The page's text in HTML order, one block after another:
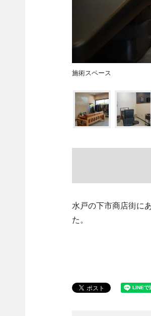
施術スペース
水戸の下市商店街に
た。